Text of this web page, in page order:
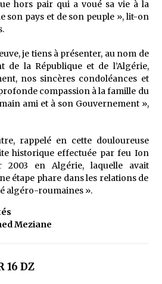
au régime national de
Coup d’envoi d’une campagne de
à l’étranger
ago
d’une campagne nationale de
sur la lutte contre le travail
voiture de course conçue et
localement : Une équipe d’étudiants
participe à une compétition
ago
Alger 3 : Lancement d’un master à
amazighe
ago
hors pair qui a voué sa vie à la
son pays et de son peuple », lit-on
je tiens à présenter, au nom de
de la République et de l’Algérie,
nos sincères condoléances et
compassion à la famille du
ami et à son Gouvernement »,
rappelé en cette douloureuse
historique effectuée par feu Ion
2003 en Algérie, laquelle avait
étape phare dans les relations de
algéro-roumaines ».
Meziane
16 DZ